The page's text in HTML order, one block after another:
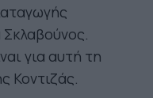
Σκλαβούνος.
για αυτή τη
Κοντιζάς.